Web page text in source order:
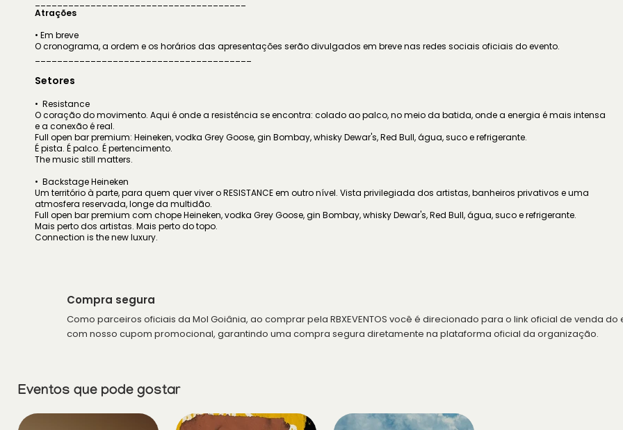
Atrações
• Em breve
O cronograma, a ordem e os horários das apresentações serão divulgados em breve nas redes sociais oficiais do evento.
Setores
• Resistance
O coração do movimento. Aqui é onde a resistência se encontra: colado ao palco, no meio da batida, onde a energia é mais intensa
e a conexão é real.
Full open bar premium: Heineken, vodka Grey Goose, gin Bombay, whisky Dewar's, Red Bull, água, suco e refrigerante.
É pista. É palco. É pertencimento.
The music still matters.
• Backstage Heineken
Um território à parte, para quem quer viver o RESISTANCE em outro nível. Vista privilegiada dos artistas, banheiros privativos e uma
atmosfera reservada, longe da multidão.
Full open bar premium com chope Heineken, vodka Grey Goose, gin Bombay, whisky Dewar's, Red Bull, água, suco e refrigerante.
Mais perto dos artistas. Mais perto do topo.
Connection is the new luxury.
Compra segura
Como parceiros oficiais da Mol Goiânia, ao comprar pela RBXEVENTOS você é direcionado para o link oficial de venda do
com nosso cupom promocional, garantindo uma compra segura diretamente na plataforma oficial da organização.
Eventos que pode gostar